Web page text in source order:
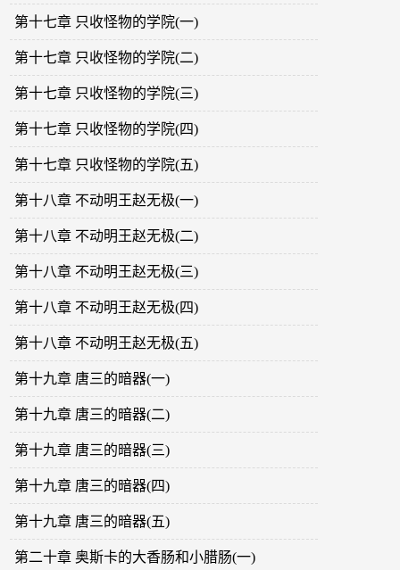
第十七章 只收怪物的学院(一)
第十七章 只收怪物的学院(二)
第十七章 只收怪物的学院(三)
第十七章 只收怪物的学院(四)
第十七章 只收怪物的学院(五)
第十八章 不动明王赵无极(一)
第十八章 不动明王赵无极(二)
第十八章 不动明王赵无极(三)
第十八章 不动明王赵无极(四)
第十八章 不动明王赵无极(五)
第十九章 唐三的暗器(一)
第十九章 唐三的暗器(二)
第十九章 唐三的暗器(三)
第十九章 唐三的暗器(四)
第十九章 唐三的暗器(五)
第二十章 奥斯卡的大香肠和小腊肠(一)